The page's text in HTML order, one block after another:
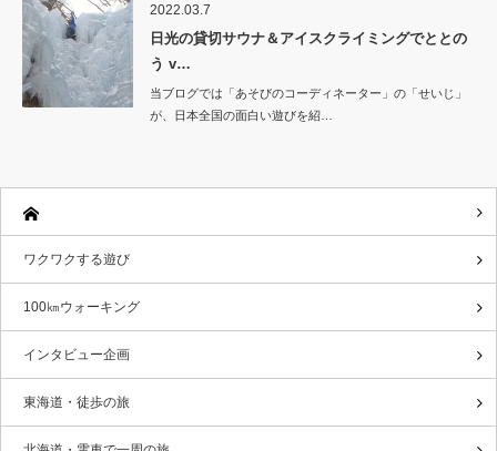
2022.03.7
日光の貸切サウナ＆アイスクライミングでととの
う v…
当ブログでは「あそびのコーディネーター」の「せいじ」
が、日本全国の面白い遊びを紹…
ワクワクする遊び
100㎞ウォーキング
インタビュー企画
東海道・徒歩の旅